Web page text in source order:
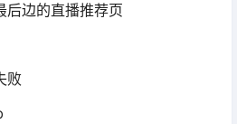
后边的直播推荐页
败